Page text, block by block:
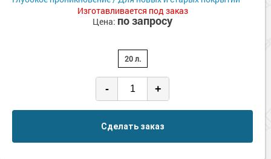
Изготавливается под заказ
Цена: по запросу
20 л.
- +
Сделать заказ